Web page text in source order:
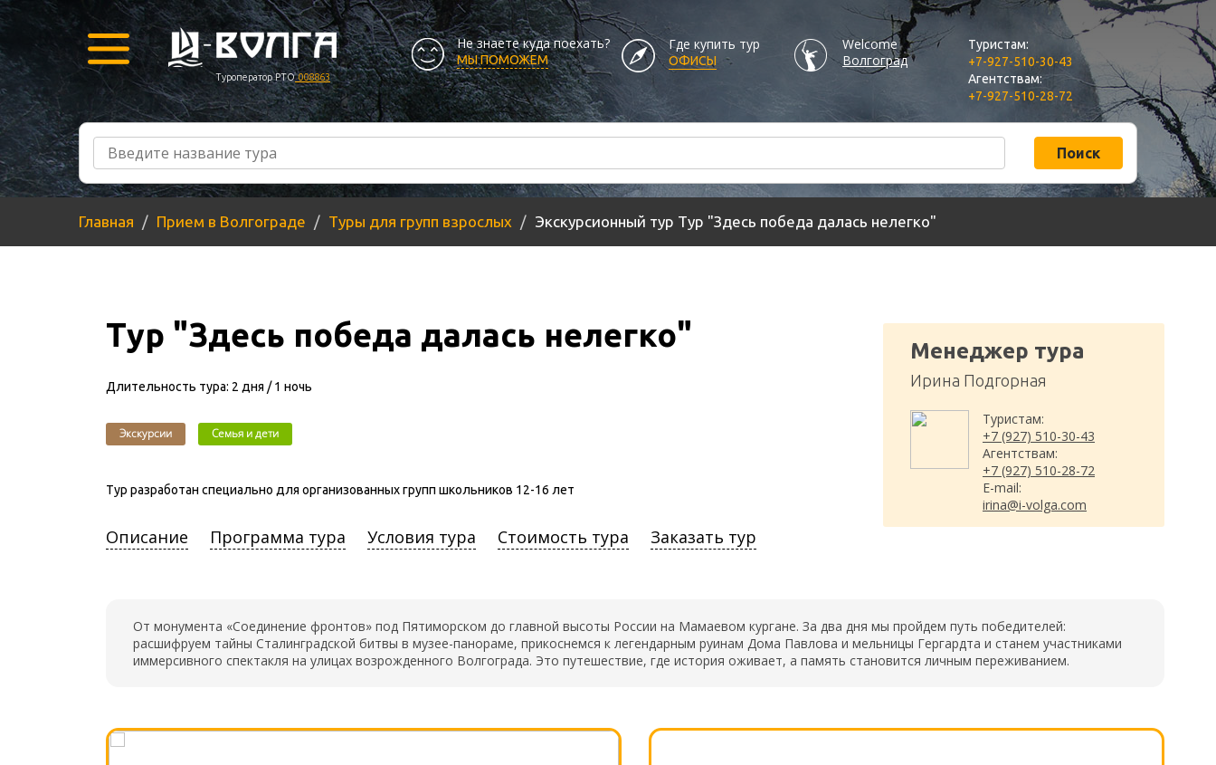
Туроператор РТО008863
Не знаете куда поехать?
МЫ ПОМОЖЕМ
Где купить тур
ОФИСЫ
Welcome
Волгоград
Туристам:
+7-927-510-30-43
Агентствам:
+7-927-510-28-72
Поиск
Главная Прием в Волгограде Туры для групп взрослых Экскурсионный тур Тур "Здесь победа далась нелегко"
Тур "Здесь победа далась нелегко"
Длительность тура: 2 дня / 1 ночь
Экскурсии Семья и дети
Тур разработан специально для организованных групп школьников 12-16 лет
Описание Программа тура Условия тура Стоимость тура Заказать тур
Менеджер тура
Ирина Подгорная
Туристам:
+7 (927) 510-30-43
Агентствам:
+7 (927) 510-28-72
E-mail:
irina@i-volga.com
От монумента «Соединение фронтов» под Пятиморском до главной высоты России на Мамаевом кургане. За два дня мы пройдем путь победителей:
расшифруем тайны Сталинградской битвы в музее-панораме, прикоснемся к легендарным руинам Дома Павлова и мельницы Гергардта и станем участниками
иммерсивного спектакля на улицах возрожденного Волгограда. Это путешествие, где история оживает, а память становится личным переживанием.